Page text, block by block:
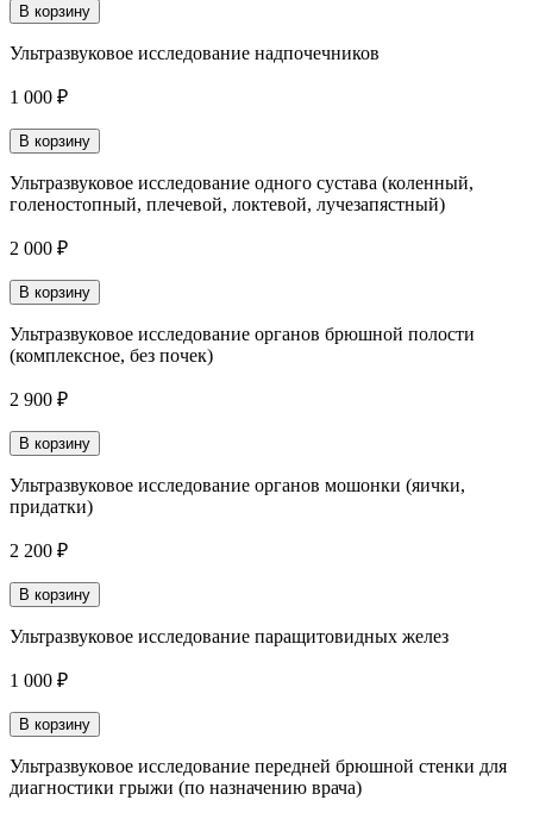
В корзину
Ультразвуковое исследование надпочечников
1 000 ₽
В корзину
Ультразвуковое исследование одного сустава (коленный,
голеностопный, плечевой, локтевой, лучезапястный)
2 000 ₽
В корзину
Ультразвуковое исследование органов брюшной полости
(комплексное, без почек)
2 900 ₽
В корзину
Ультразвуковое исследование органов мошонки (яички,
придатки)
2 200 ₽
В корзину
Ультразвуковое исследование паращитовидных желез
1 000 ₽
В корзину
Ультразвуковое исследование передней брюшной стенки для
диагностики грыжи (по назначению врача)